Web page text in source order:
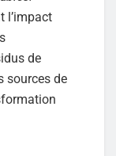
l’impact
de
sources de